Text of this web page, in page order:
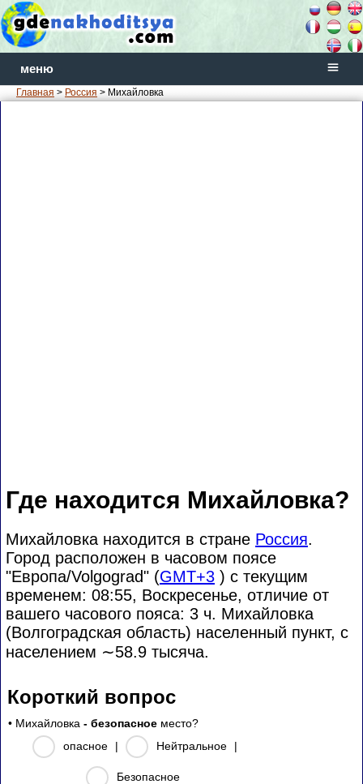
меню
Главная > Россия > Михайловка
Где находится Михайловка?
Михайловка находится в стране Россия.
Город расположен в часовом поясе
"Европа/Volgograd" (GMT+3 ) с текущим
временем: 08:55, Воскресенье, отличие от
вашего часового пояса: 3 ч. Михайловка
(Волгоградская область) населенный пункт, с
населением ∼58.9 тысяча.
Короткий вопрос
• Михайловка - безопасное место?
опасное
| Нейтральное |
Безопасное